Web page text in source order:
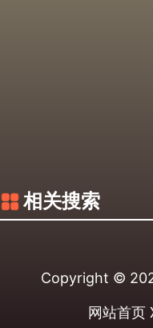
相关搜索
Copyright ©
网站首页